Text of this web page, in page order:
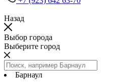
Назад
Выбор города
Выберите город
Барнаул